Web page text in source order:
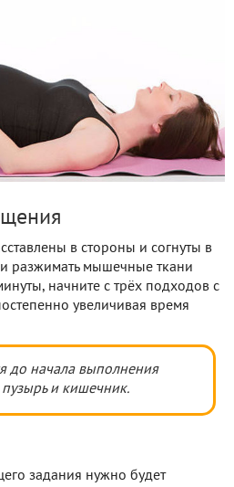
в стороны и согнуты в
разжимать мышечные ткани
начните с трёх подходов с
увеличивая время
до начала выполнения
и кишечник.
задания нужно будет